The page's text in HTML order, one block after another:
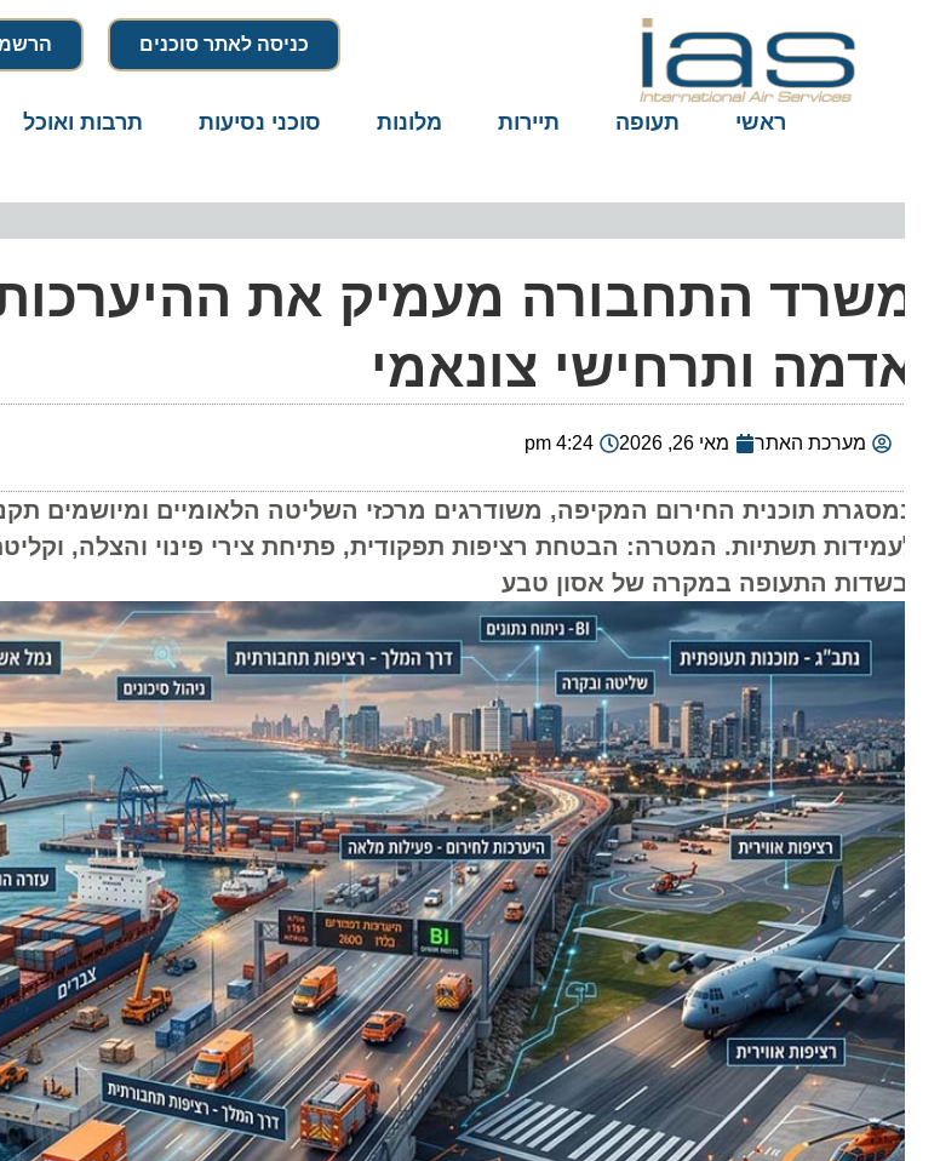
כניסה לאתר סוכנים הרשמה
ראשי תעופה תיירות מלונות סוכני נסיעות תרבות ואוכל
התחבורה מעמיק את ההיערכות
ותרחישי צונאמי
מערכת האתר מאי 26, 2026 4:24 pm
תוכנית החירום המקיפה, משודרגים מרכזי השליטה הלאומיים ומיושמים תקנים
תשתיות. המטרה: הבטחת רציפות תפקודית, פתיחת צירי פינוי והצלה, וקליטת
התעופה במקרה של אסון טבע